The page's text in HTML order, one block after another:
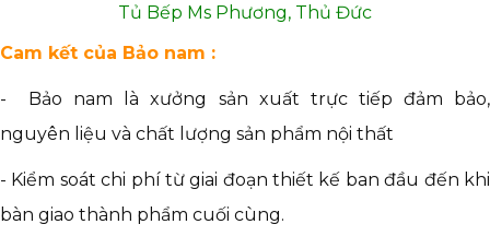
Tủ Bếp Ms Phương, Thủ Đức
Cam kết của Bảo nam :
- Bảo nam là xưởng sản xuất trực tiếp đảm bảo,
nguyên liệu và chất lượng sản phẩm nội thất
- Kiểm soát chi phí từ giai đoạn thiết kế ban đầu đến khi
bàn giao thành phẩm cuối cùng.